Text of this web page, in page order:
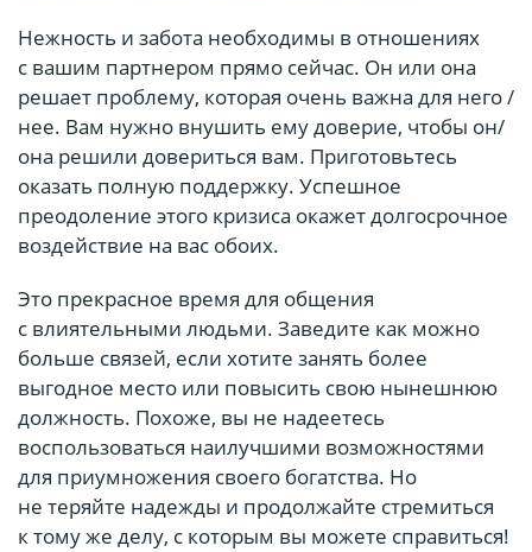
Нежность и забота необходимы в отношениях
с вашим партнером прямо сейчас. Он или она
решает проблему, которая очень важна для него /
нее. Вам нужно внушить ему доверие, чтобы он/
она решили довериться вам. Приготовьтесь
оказать полную поддержку. Успешное
преодоление этого кризиса окажет долгосрочное
воздействие на вас обоих.
Это прекрасное время для общения
с влиятельными людьми. Заведите как можно
больше связей, если хотите занять более
выгодное место или повысить свою нынешнюю
должность. Похоже, вы не надеетесь
воспользоваться наилучшими возможностями
для приумножения своего богатства. Но
не теряйте надежды и продолжайте стремиться
к тому же делу, с которым вы можете справиться!